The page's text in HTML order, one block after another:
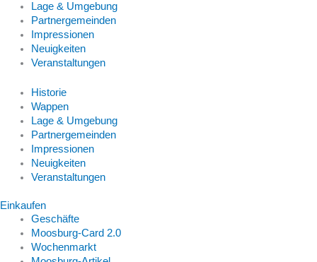
Lage & Umgebung
Partnergemeinden
Impressionen
Neuigkeiten
Veranstaltungen
Historie
Wappen
Lage & Umgebung
Partnergemeinden
Impressionen
Neuigkeiten
Veranstaltungen
Einkaufen
Geschäfte
Moosburg-Card 2.0
Wochenmarkt